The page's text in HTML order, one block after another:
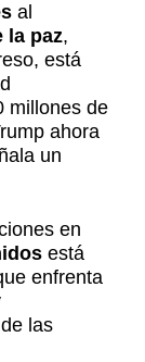
al
la paz,
está
millones de
ahora
un
en
está
enfrenta
las